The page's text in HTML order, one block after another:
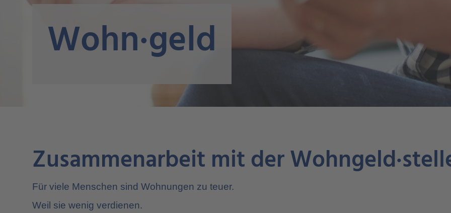
Wohn·geld
Zusammenarbeit mit der
Für viele Menschen sind Wohnungen zu teuer.
Weil sie wenig verdienen.